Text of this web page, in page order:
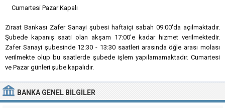
Cumartesi Pazar Kapalı
Ziraat Bankası Zafer Sanayi şubesi haftaiçi sabah 09:00'da açılmaktadır.
Şubede kapanış saati olan akşam 17:00'e kadar hizmet verilmektedir.
Zafer Sanayi şubesinde 12:30 - 13:30 saatleri arasında öğle arası molası
verilmekte olup bu saatlerde şubede işlem yapılamamaktadır. Cumartesi
ve Pazar günleri şube kapalıdır.
BANKA GENEL BILGILER